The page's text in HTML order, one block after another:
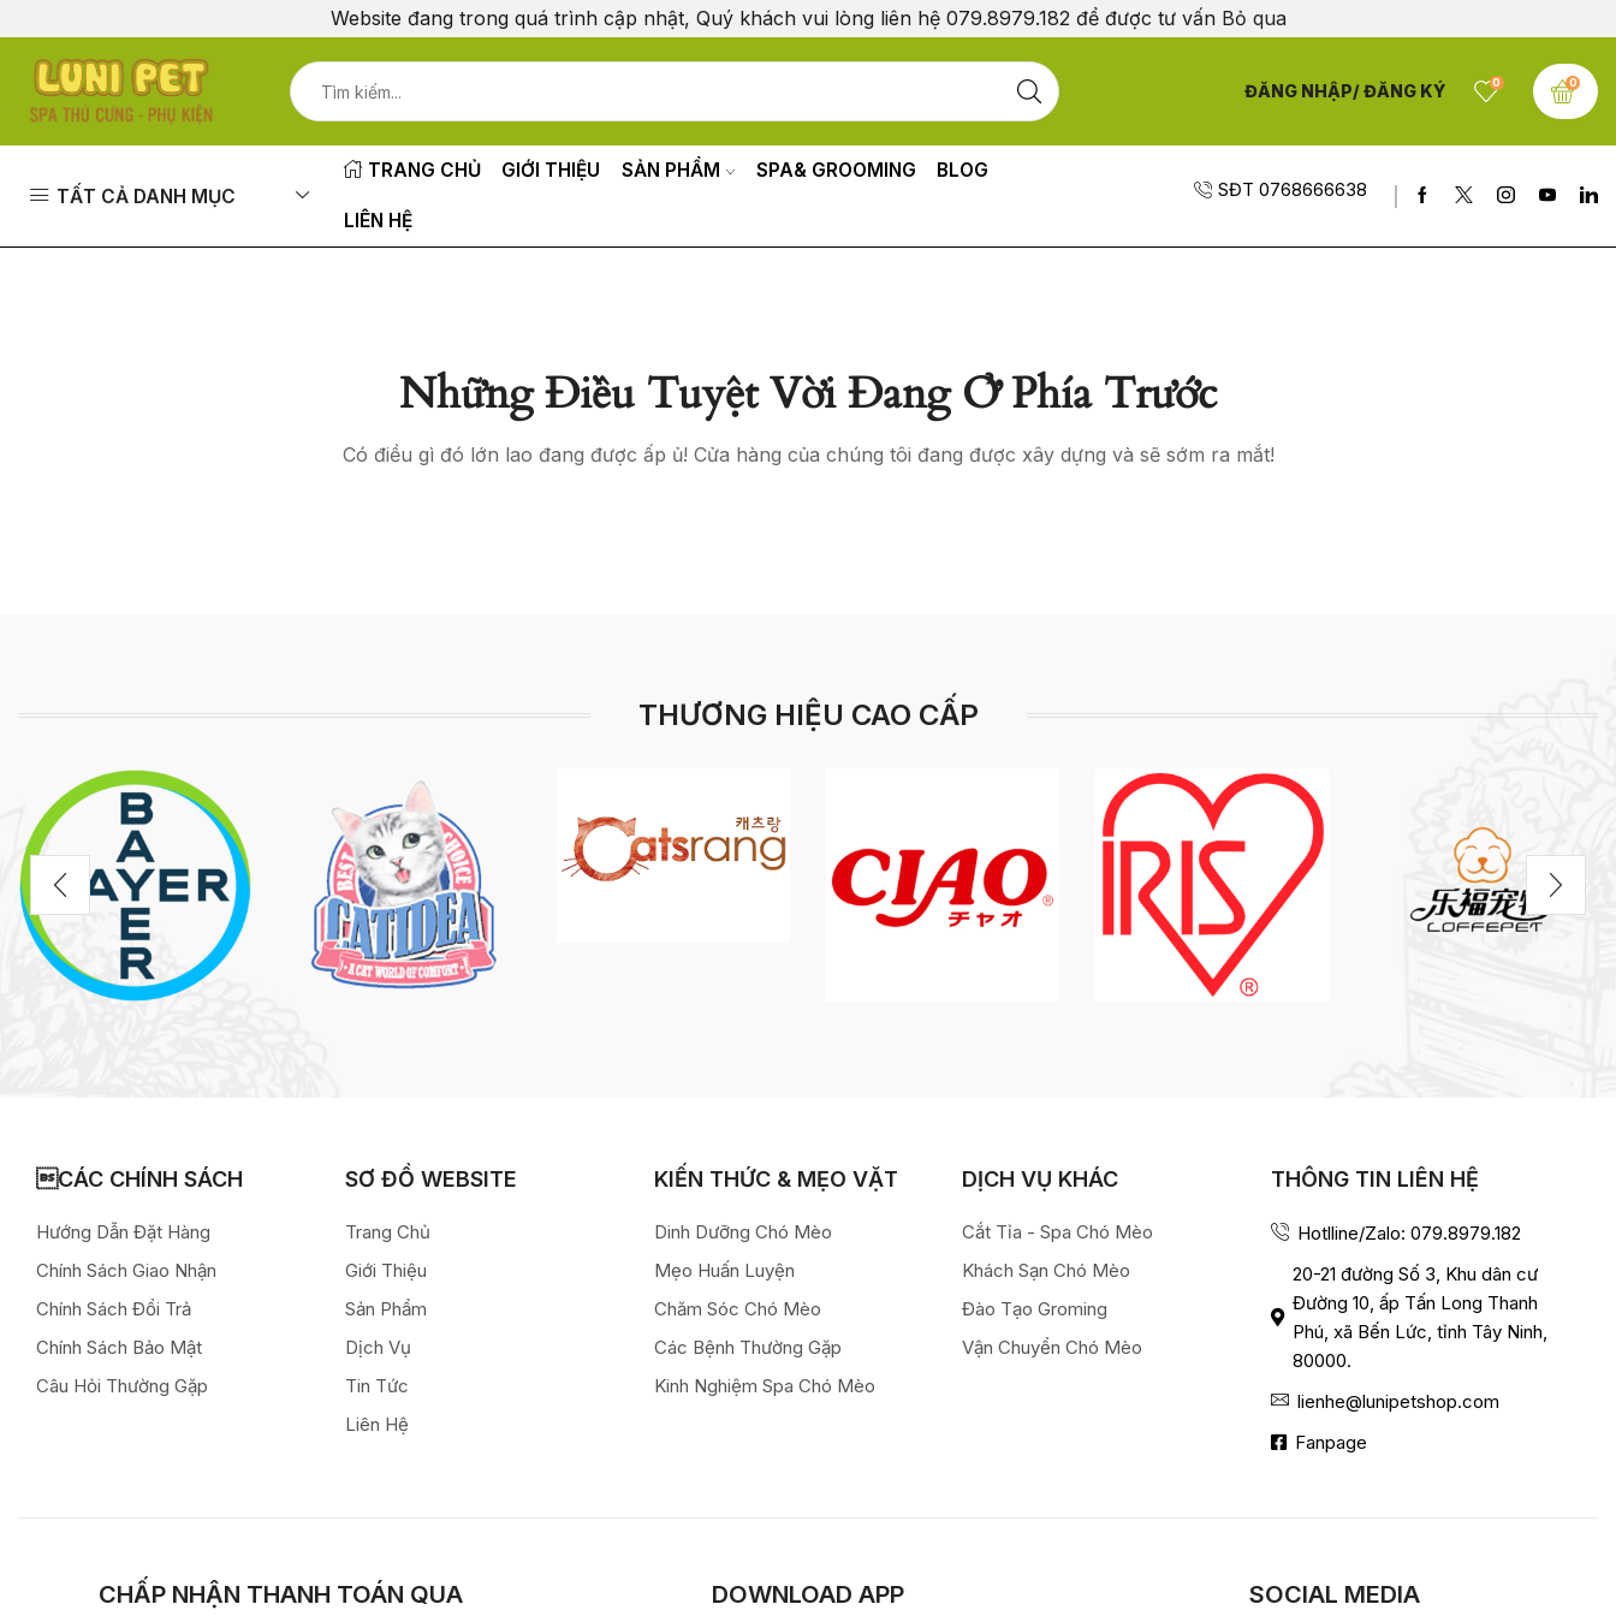
Website đang trong quá trình cập nhật, Quý khách vui lòng liên hệ 079.8979.182 để được tư vấn Bỏ qua
ĐĂNG NHẬP/ ĐĂNG KÝ 0 0
TẤT CẢ DANH MỤC
TRANG CHỦ GIỚI THIỆU SẢN PHẨM SPA& GROOMING BLOG
LIÊN HỆ
SĐT 0768666638
Những Điều Tuyệt Vời Đang Ở Phía Trước
Có điều gì đó lớn lao đang được ấp ủ! Cửa hàng của chúng tôi đang được xây dựng và sẽ sớm ra mắt!
THƯƠNG HIỆU CAO CẤP
CÁC CHÍNH SÁCH
Hướng Dẫn Đặt Hàng
Chính Sách Giao Nhận
Chính Sách Đổi Trả
Chính Sách Bảo Mật
Câu Hỏi Thường Gặp
SƠ ĐỒ WEBSITE
Trang Chủ
Giới Thiệu
Sản Phẩm
Dịch Vụ
Tin Tức
Liên Hệ
KIẾN THỨC & MẸO VẶT
Dinh Dưỡng Chó Mèo
Mẹo Huấn Luyện
Chăm Sóc Chó Mèo
Các Bệnh Thường Gặp
Kinh Nghiệm Spa Chó Mèo
DỊCH VỤ KHÁC
Cắt Tỉa - Spa Chó Mèo
Khách Sạn Chó Mèo
Đào Tạo Groming
Vận Chuyển Chó Mèo
THÔNG TIN LIÊN HỆ
Hotlline/Zalo: 079.8979.182
20-21 đường Số 3, Khu dân cư
Đường 10, ấp Tấn Long Thanh
Phú, xã Bến Lức, tỉnh Tây Ninh,
80000.
lienhe@lunipetshop.com
Fanpage
CHẤP NHẬN THANH TOÁN QUA DOWNLOAD APP SOCIAL MEDIA